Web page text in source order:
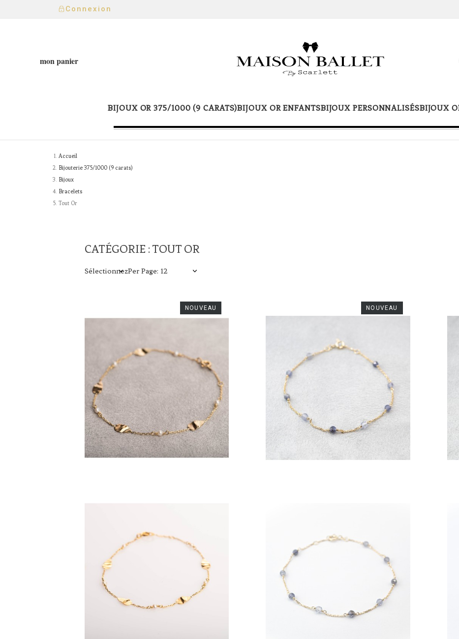
Connexion
mon panier
BIJOUX OR 375/1000 (9 CARATS)BIJOUX OR ENFANTSBIJOUX PERSONNALISÉSBIJOUX
Accueil
Bijouterie 375/1000 (9 carats)
Bijoux
Bracelets
Tout Or
CATÉGORIE : TOUT OR
SélectionnezPer Page: 12
NOUVEAU NOUVEAU